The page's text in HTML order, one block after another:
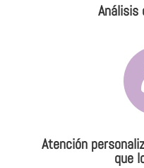
Análisis
Atención
que